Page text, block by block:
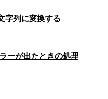
字列に変換する
ーが出たときの処理